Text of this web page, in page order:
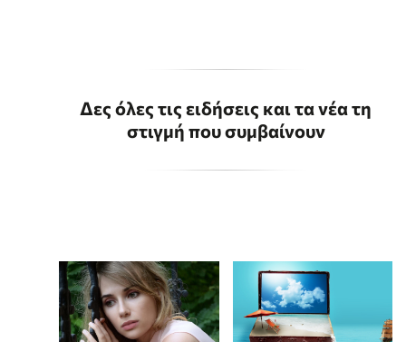
Δες όλες τις ειδήσεις και τα νέα τη
στιγμή που συμβαίνουν